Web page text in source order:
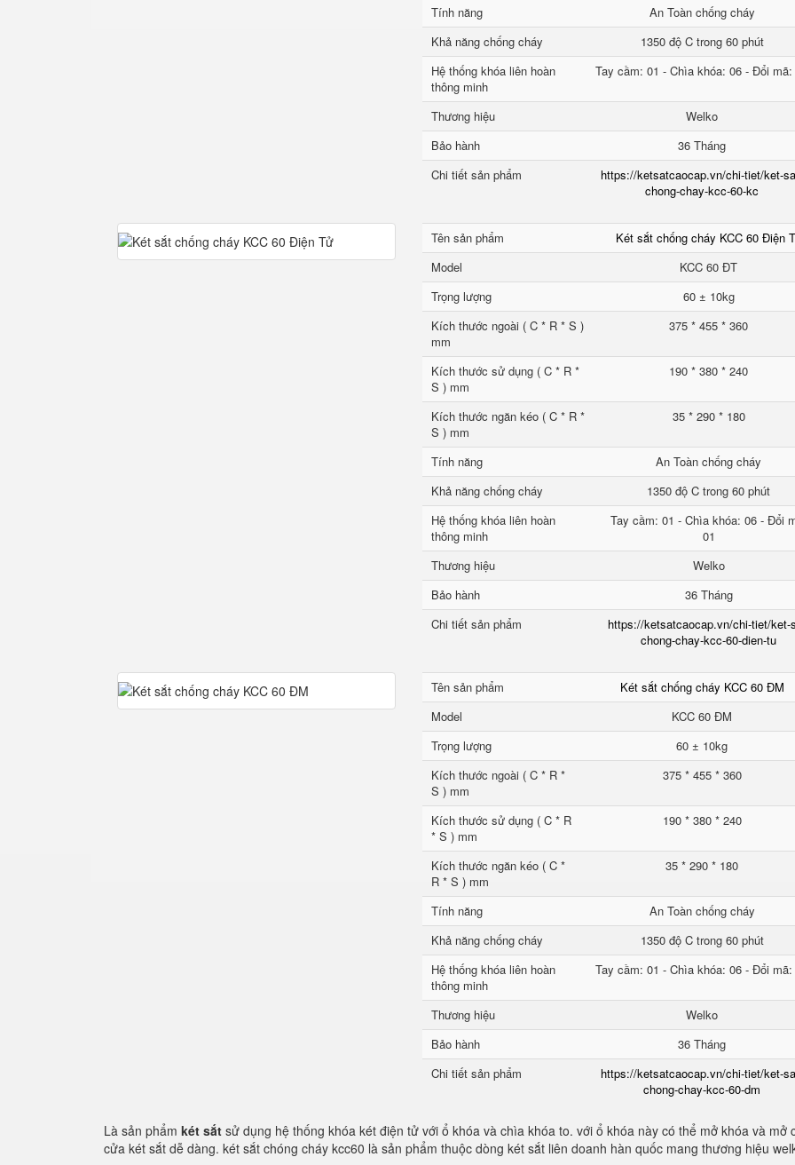
Tính năng
An Toàn chống cháy
Khả năng chống cháy
1350 độ C trong 60 phút
Hệ thống khóa liên hoàn
thông minh
Tay cầm: 01 - Chìa khóa: 06 - Đổi mã:
Thương hiệu
Welko
Bảo hành
36 Tháng
Chi tiết sản phẩm
https://ketsatcaocap.vn/chi-tiet/ket-
chong-chay-kcc-60-kc
Tên sản phẩm
Két sắt chống cháy KCC 60 Điện
Model
KCC 60 ĐT
Trọng lượng
60 ± 10kg
Kích thước ngoài ( C * R * S )
mm
375 * 455 * 360
Kích thước sử dụng ( C * R *
S ) mm
190 * 380 * 240
Kích thước ngăn kéo ( C * R *
S ) mm
35 * 290 * 180
Tính năng
An Toàn chống cháy
Khả năng chống cháy
1350 độ C trong 60 phút
Hệ thống khóa liên hoàn
thông minh
Tay cầm: 01 - Chìa khóa: 06 - Đổi
01
Thương hiệu
Welko
Bảo hành
36 Tháng
Chi tiết sản phẩm
https://ketsatcaocap.vn/chi-tiet/ket-
chong-chay-kcc-60-dien-tu
Tên sản phẩm
Két sắt chống cháy KCC 60 ĐM
Model
KCC 60 ĐM
Trọng lượng
60 ± 10kg
Kích thước ngoài ( C * R *
S ) mm
375 * 455 * 360
Kích thước sử dụng ( C * R
* S ) mm
190 * 380 * 240
Kích thước ngăn kéo ( C *
R * S ) mm
35 * 290 * 180
Tính năng
An Toàn chống cháy
Khả năng chống cháy
1350 độ C trong 60 phút
Hệ thống khóa liên hoàn
thông minh
Tay cầm: 01 - Chìa khóa: 06 - Đổi mã:
Thương hiệu
Welko
Bảo hành
36 Tháng
Chi tiết sản phẩm
https://ketsatcaocap.vn/chi-tiet/ket-
chong-chay-kcc-60-dm
Là sản phẩm két sắt sử dụng hệ thống khóa két điện tử với ổ khóa và chìa khóa to. với ổ khóa này có thể mở khóa và mở
cửa két sắt dễ dàng. két sắt chóng cháy kcc60 là sản phẩm thuộc dòng két sắt liên doanh hàn quốc mang thương hiệu